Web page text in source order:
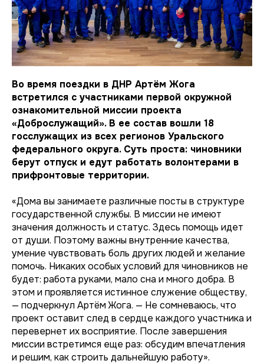
Во время поездки в ДНР Артём Жога
встретился с участниками первой окружной
ознакомительной миссии проекта
«Доброслужащий». В ее состав вошли 18
госслужащих из всех регионов Уральского
федерального округа. Суть проста: чиновники
берут отпуск и едут работать волонтерами в
прифронтовые территории.
«Дома вы занимаете различные посты в структуре
государственной службы. В миссии не имеют
значения должность и статус. Здесь помощь идет
от души. Поэтому важны внутренние качества,
умение чувствовать боль других людей и желание
помочь. Никаких особых условий для чиновников не
будет: работа руками, мало сна и много добра. В
этом и проявляется истинное служение обществу,
— подчеркнул Артём Жога. — Не сомневаюсь, что
проект оставит след в сердце каждого участника и
перевернет их восприятие. После завершения
миссии встретимся еще раз: обсудим впечатления
и решим, как строить дальнейшую работу».